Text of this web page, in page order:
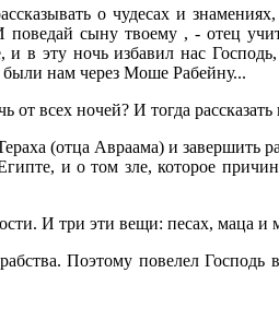
о чудесах и
сыну твоему , - отец
эту ночь избавил нас
были нам через Моше Рабейну...
от всех ночей? И тогда
(отца Авраама) и завершить
и о том зле, которое
И три эти вещи: песах, маца и
Поэтому повелел